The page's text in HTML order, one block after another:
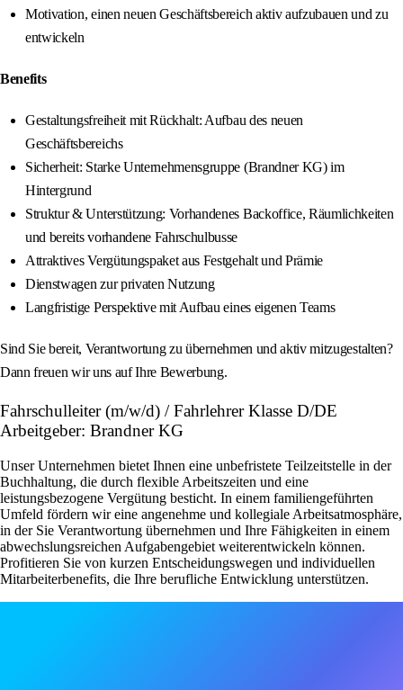
Motivation, einen neuen Geschäftsbereich aktiv aufzubauen und zu
entwickeln
Benefits
Gestaltungsfreiheit mit Rückhalt: Aufbau des neuen
Geschäftsbereichs
Sicherheit: Starke Unternehmensgruppe (Brandner KG) im
Hintergrund
Struktur & Unterstützung: Vorhandenes Backoffice, Räumlichkeiten
und bereits vorhandene Fahrschulbusse
Attraktives Vergütungspaket aus Festgehalt und Prämie
Dienstwagen zur privaten Nutzung
Langfristige Perspektive mit Aufbau eines eigenen Teams
Sind Sie bereit, Verantwortung zu übernehmen und aktiv mitzugestalten?
Dann freuen wir uns auf Ihre Bewerbung.
Fahrschulleiter (m/w/d) / Fahrlehrer Klasse D/DE
Arbeitgeber: Brandner KG
Unser Unternehmen bietet Ihnen eine unbefristete Teilzeitstelle in der
Buchhaltung, die durch flexible Arbeitszeiten und eine
leistungsbezogene Vergütung besticht. In einem familiengeführten
Umfeld fördern wir eine angenehme und kollegiale Arbeitsatmosphäre,
in der Sie Verantwortung übernehmen und Ihre Fähigkeiten in einem
abwechslungsreichen Aufgabengebiet weiterentwickeln können.
Profitieren Sie von kurzen Entscheidungswegen und individuellen
Mitarbeiterbenefits, die Ihre berufliche Entwicklung unterstützen.